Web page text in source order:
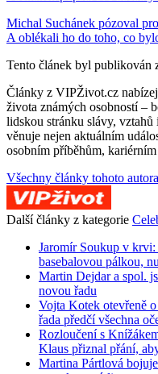
Michal Suchánek pózoval
A oblékali ho do toho, co
Tento článek byl publikován
Články z VIPŽivot.cz
života známých osobností –
lidskou stránku slávy,
věnuje nejen aktuálním
osobním příběhům,
Všechny články tohoto
Další články z kategorie
Jaromír Soukup v
basebalovou pálkou,
Martin Dejdar a spol.
novou řadu
Vojta Kotek otevřeně
řada předčí všechna
Rozloučení s
Klaus přiznal přání,
Martina Pártlová